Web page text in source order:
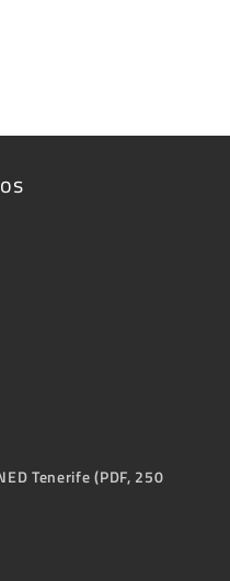
Tenerife (PDF, 250